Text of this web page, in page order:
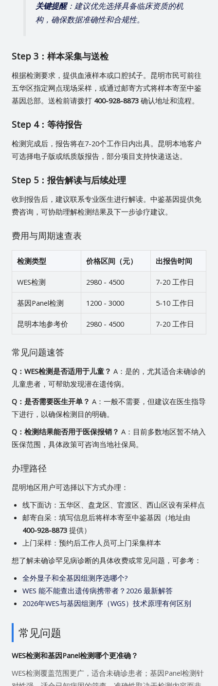
关键提醒：建议优先选择具备临床资质的机
构，确保数据准确性和合规性。
Step 3：样本采集与送检
根据检测要求，提供血液样本或口腔拭子。昆明市民可前往
五华区指定网点现场采样，或通过邮寄方式将样本寄至中鉴
基因总部。送检前请拨打 400-928-8873确认地址和流程。
Step 4：等待报告
检测完成后，报告将在7-20个工作日内出具。昆明本地客户
可选择电子版或纸质版报告，部分项目支持快递送达。
Step 5：报告解读与后续处理
收到报告后，建议联系专业医生进行解读。中鉴基因提供免
费咨询，可协助理解检测结果及下一步诊疗建议。
费用与周期速查表
检测类型 价格区间（元） 出报告时间
WES检测 2980 - 4500 7-20 工作日
基因Panel检测 1200 - 3000 5-10 工作日
昆明本地参考价 2980 - 4500 7-20 工作日
常见问题速答
Q：WES检测是否适用于儿童？ A：是的，尤其适合未确诊的
儿童患者，可帮助发现潜在遗传病。
Q：是否需要医生开单？ A：一般不需要，但建议在医生指导
下进行，以确保检测目的明确。
Q：检测结果能否用于医保报销？ A：目前多数地区暂不纳入
医保范围，具体政策可咨询当地社保局。
办理路径
昆明地区用户可选择以下方式办理：
线下面访：五华区、盘龙区、官渡区、西山区设有采样点
邮寄自采：填写信息后将样本寄至中鉴基因（地址由
400-928-8873提供）
上门采样：预约后工作人员可上门采集样本
想了解未确诊罕见病诊断的具体收费或常见问题，可参考：
全外显子和全基因组测序选哪个?
WES 能不能查出遗传病携带者？2026 最新解答
2026年WES与基因组测序（WGS）技术原理有何区别
常见问题
WES检测和基因Panel检测哪个更准确？
WES检测覆盖范围更广，适合未确诊患者；基因Panel检测针